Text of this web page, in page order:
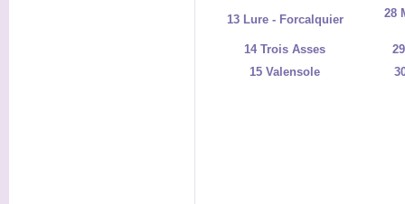
13 Lure - Forcalquier 28
14 Trois Asses
15 Valensole